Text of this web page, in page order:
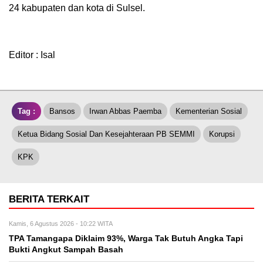
24 kabupaten dan kota di Sulsel.
Editor : Isal
Tag : Bansos Irwan Abbas Paemba Kementerian Sosial
Ketua Bidang Sosial Dan Kesejahteraan PB SEMMI Korupsi
KPK
BERITA TERKAIT
Kamis, 6 Agustus 2026 - 10:22 WITA
TPA Tamangapa Diklaim 93%, Warga Tak Butuh Angka Tapi
Bukti Angkut Sampah Basah